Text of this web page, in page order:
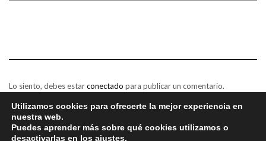
Lo siento, debes estarconectado para publicar un comentario.
Utilizamos cookies para ofrecerte la mejor experiencia en
nuestra web.
Puedes aprender más sobre qué cookies utilizamos o
desactivarlas en los ajustes.